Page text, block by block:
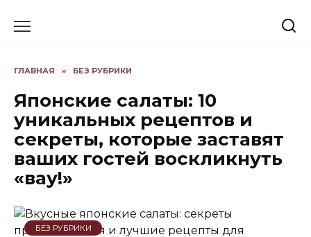
ГЛАВНАЯ » БЕЗ РУБРИКИ
Японские салаты: 10
уникальных рецептов и
секреты, которые заставят
ваших гостей воскликнуть
«вау!»
БЕЗ РУБРИКИ